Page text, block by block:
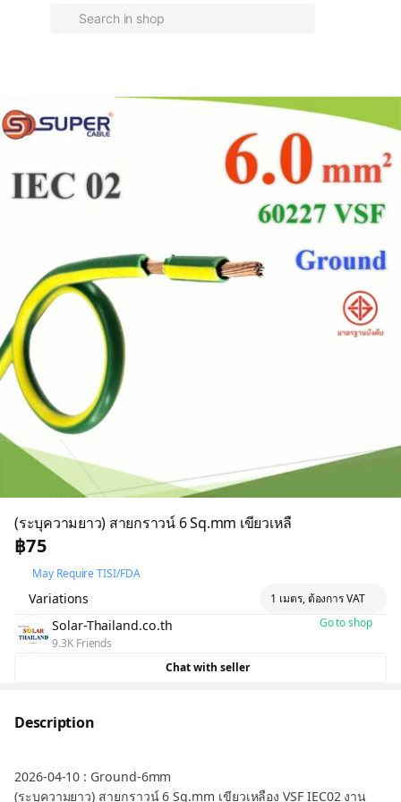
(ระบุความยาว) สายกราวน์ 6 Sq.mm เขียวเหลื
฿75
May Require TISI/FDA
Variations 1 เมตร, ต้องการ VAT
Solar-Thailand.co.th
9.3K Friends
Go to shop
Chat with seller
Description
2026-04-10 : Ground-6mm
(ระบุความยาว) สายกราวน์ 6 Sq.mm เขียวเหลือง VSF IEC02 งาน